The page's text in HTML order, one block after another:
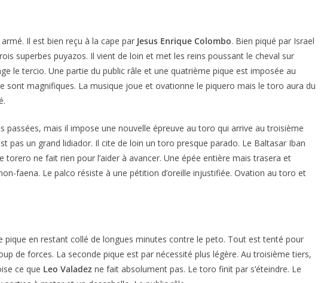
Il est bien reçu à la cape par Jesus Enrique Colombo. Bien piqué par Israel
superbes puyazos. Il vient de loin et met les reins poussant le cheval sur
le tercio. Une partie du public râle et une quatrième pique est imposée au
sont magnifiques. La musique joue et ovationne le piquero mais le toro aura du
passées, mais il impose une nouvelle épreuve au toro qui arrive au troisième
pas un grand lidiador. Il cite de loin un toro presque parado. Le Baltasar Iban
torero ne fait rien pour l’aider à avancer. Une épée entière mais trasera et
faena. Le palco résiste à une pétition d’oreille injustifiée. Ovation au toro et
pique en restant collé de longues minutes contre le peto. Tout est tenté pour
de forces. La seconde pique est par nécessité plus légère. Au troisième tiers,
ce que Leo Valadez ne fait absolument pas. Le toro finit par s’éteindre. Le